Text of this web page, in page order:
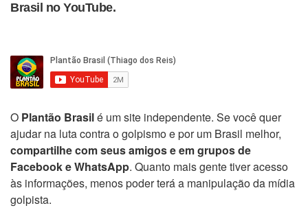
Brasil no YouTube.
O Plantão Brasilé um site independente. Se você quer
ajudar na luta contra o golpismo e por um Brasil melhor,
compartilhe com seus amigos e em grupos de
Facebook e WhatsApp. Quanto mais gente tiver acesso
às informações, menos poder terá a manipulação da mídia
golpista.